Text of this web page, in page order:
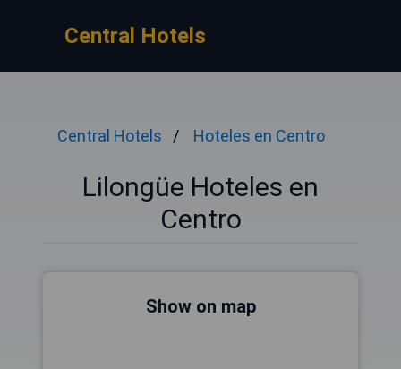
Central Hotels
Central Hotels Hoteles en Centro
Lilongüe Hoteles en
Centro
Show on map